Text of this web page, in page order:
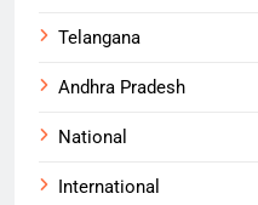
Telangana
Andhra Pradesh
National
International